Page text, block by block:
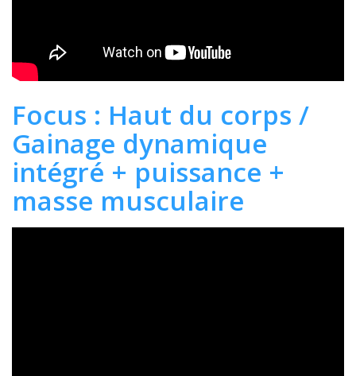
Focus : Haut du corps /
Gainage dynamique
intégré + puissance +
masse musculaire